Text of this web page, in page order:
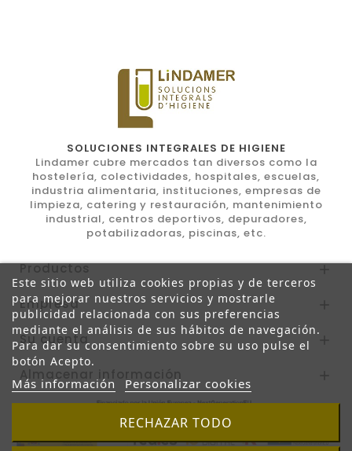
SOLUCIONES INTEGRALES DE HIGIENE
Lindamer cubre mercados tan diversos como la
hostelería, colectividades, hospitales, escuelas,
industria alimentaria, instituciones, empresas de
limpieza, catering y restauración, mantenimiento
industrial, centros deportivos, depuradores,
potabilizadoras, piscinas, etc.
Productos
Empresa
Su cuenta
Almacenar información
Este sitio web utiliza cookies propias y de terceros
para mejorar nuestros servicios y mostrarle
publicidad relacionada con sus preferencias
mediante el análisis de sus hábitos de navegación.
Para dar su consentimiento sobre su uso pulse el
botón Acepto.
Más información Personalizar cookies
RECHAZAR TODO